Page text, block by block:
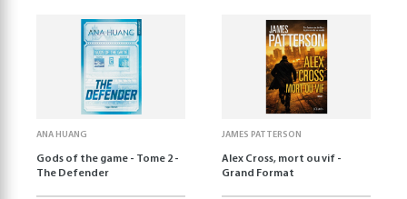
ANA HUANG
Gods of the game - Tome 2 -
The Defender
JAMES PATTERSON
Alex Cross, mort ou vif -
Grand Format